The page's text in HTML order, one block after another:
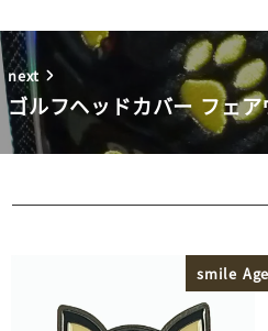
next
ゴルフヘッドカバー フェ
smile